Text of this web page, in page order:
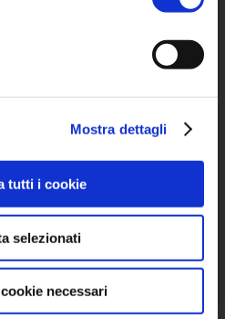
Mostra dettagli
tutti i cookie
selezionati
necessari